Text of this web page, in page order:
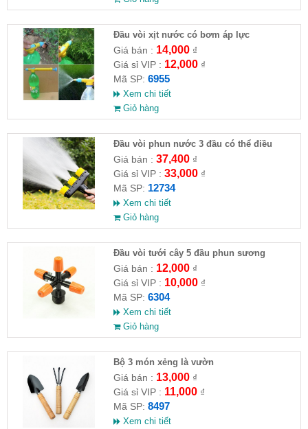
Đầu vòi xịt nước có bơm áp lực
Giá bán : 14,000₫
Giá sỉ VIP : 12,000₫
Mã SP: 6955
Xem chi tiết
Giỏ hàng
Đầu vòi phun nước 3 đầu có thể điều
chỉnh( HĐ )
Giá bán : 37,400₫
Giá sỉ VIP : 33,000₫
Mã SP: 12734
Xem chi tiết
Giỏ hàng
Đầu vòi tưới cây 5 đầu phun sương
Giá bán : 12,000₫
Giá sỉ VIP : 10,000₫
Mã SP: 6304
Xem chi tiết
Giỏ hàng
Bộ 3 món xẻng là vườn
Giá bán : 13,000₫
Giá sỉ VIP : 11,000₫
Mã SP: 8497
Xem chi tiết